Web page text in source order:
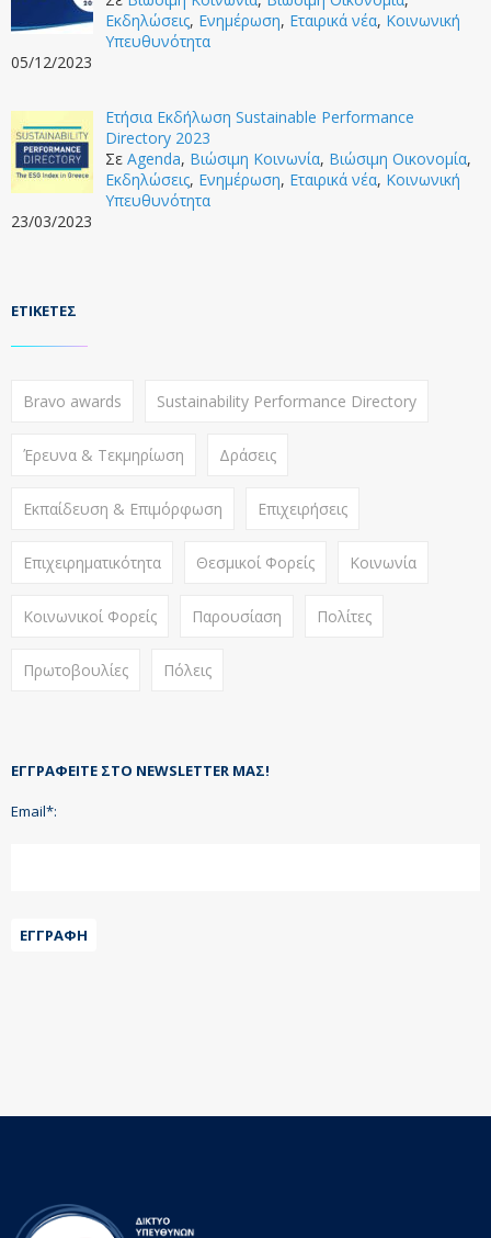
Εκδηλώσεις, Ενημέρωση, Εταιρικά νέα, Κοινωνική
Υπευθυνότητα
05/12/2023
Ετήσια Εκδήλωση Sustainable Performance
Directory 2023
Σε Agenda, Βιώσιμη Κοινωνία, Βιώσιμη Οικονομία,
Εκδηλώσεις, Ενημέρωση, Εταιρικά νέα, Κοινωνική
Υπευθυνότητα
23/03/2023
ΕΤΙΚΈΤΕΣ
Bravo awards Sustainability Performance Directory
Έρευνα & Τεκμηρίωση Δράσεις
Εκπαίδευση & Επιμόρφωση Επιχειρήσεις
Επιχειρηματικότητα Θεσμικοί Φορείς Κοινωνία
Κοινωνικοί Φορείς Παρουσίαση Πολίτες
Πρωτοβουλίες Πόλεις
ΕΓΓΡΑΦΕΊΤΕ ΣΤΟ NEWSLETTER ΜΑΣ!
Email*:
ΕΓΓΡΑΦΉ